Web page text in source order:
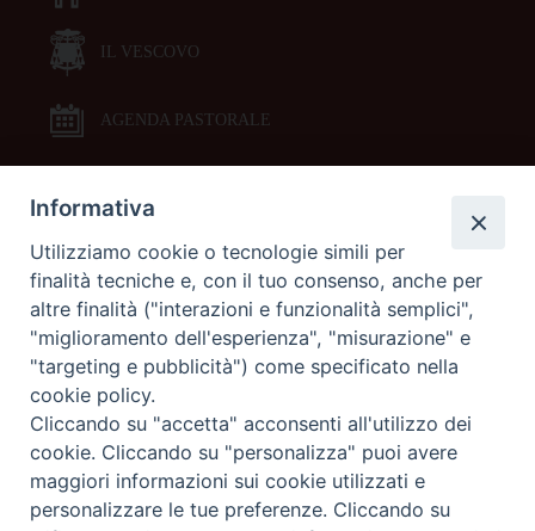
IL VESCOVO
AGENDA PASTORALE
DOCUMENTI PASTORALI
ORARI MESSE
LITURGIA DELLE ORE
GALLERIE FOTOGRAFICHE
GALLERIE VIDEO
Informativa
Utilizziamo cookie o tecnologie simili per
finalità tecniche e, con il tuo consenso, anche per
altre finalità ("interazioni e funzionalità semplici",
"miglioramento dell'esperienza", "misurazione" e
"targeting e pubblicità") come specificato nella
cookie policy.
Cliccando su "accetta" acconsenti all'utilizzo dei
cookie. Cliccando su "personalizza" puoi avere
maggiori informazioni sui cookie utilizzati e
personalizzare le tue preferenze. Cliccando su